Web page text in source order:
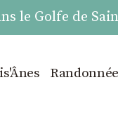
le Golfe de